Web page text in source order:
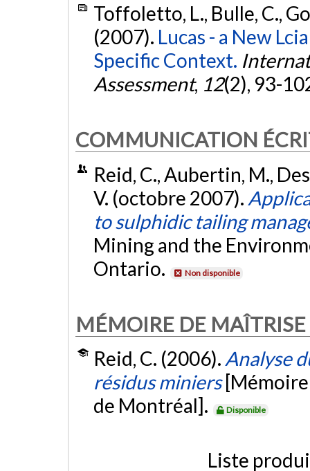
Toffoletto, L., Bulle, C.,
(2007). Lucas - a New
Specific Context.
Assessment, 12(2), 93-
COMMUNICATION
Reid, C., Aubertin, M.,
V. (octobre 2007).
to sulphidic tailing
Mining and the
Ontario.
Non disponible
MÉMOIRE DE MAÎTRISE
Reid, C. (2006). Analyse
résidus miniers
de Montréal].
Disponible
Liste